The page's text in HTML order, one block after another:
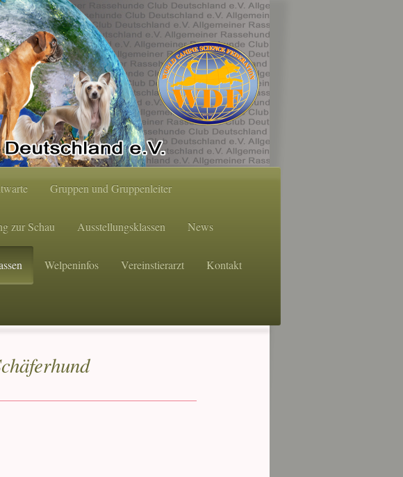
Gruppen und Gruppenleiter
zur Schau Ausstellungsklassen News
Welpeninfos Vereinstierarzt Kontakt